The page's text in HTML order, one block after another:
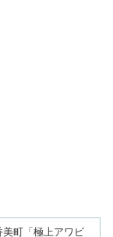
美町「極上アワビ